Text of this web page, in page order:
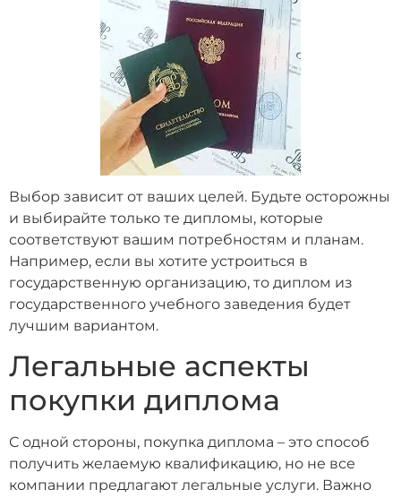
Выбор зависит от ваших целей. Будьте осторожны
и выбирайте только те дипломы, которые
соответствуют вашим потребностям и планам.
Например, если вы хотите устроиться в
государственную организацию, то диплом из
государственного учебного заведения будет
лучшим вариантом.
Легальные аспекты
покупки диплома
С одной стороны, покупка диплома – это способ
получить желаемую квалификацию, но не все
компании предлагают легальные услуги. Важно